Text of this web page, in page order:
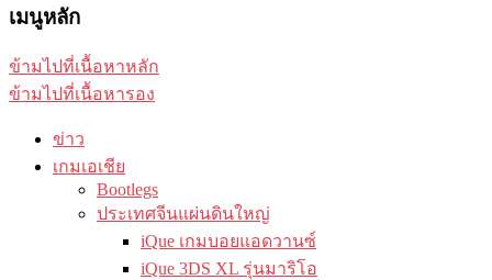
เมนูหลัก
ข้ามไปที่เนื้อหาหลัก
ข้ามไปที่เนื้อหารอง
ข่าว
เกมเอเชีย
Bootlegs
ประเทศจีนแผ่นดินใหญ่
iQue เกมบอยแอดวานซ์
iQue 3DS XL รุ่นมาริโอ